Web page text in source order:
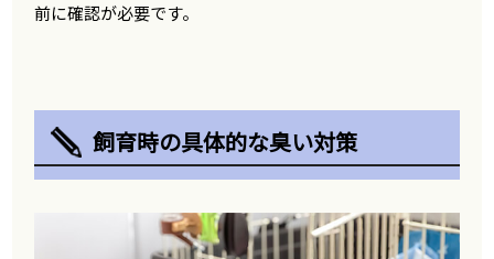
前に確認が必要です。
飼育時の具体的な臭い対策